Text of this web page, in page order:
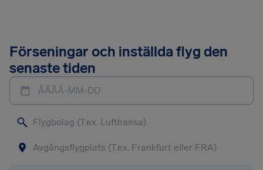
Förseningar och inställda flyg den
senaste tiden
ÅÅÅÅ-MM-DD